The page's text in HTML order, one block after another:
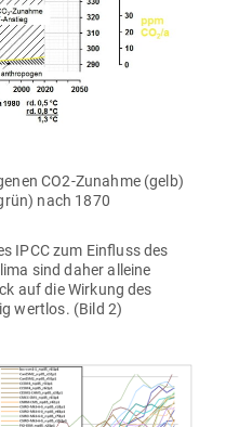
CO2-Zunahme (gelb)
nach 1870
IPCC zum Ein­fluss des
sind daher alleine
auf die Wirkung des
wertlos. (Bild 2)